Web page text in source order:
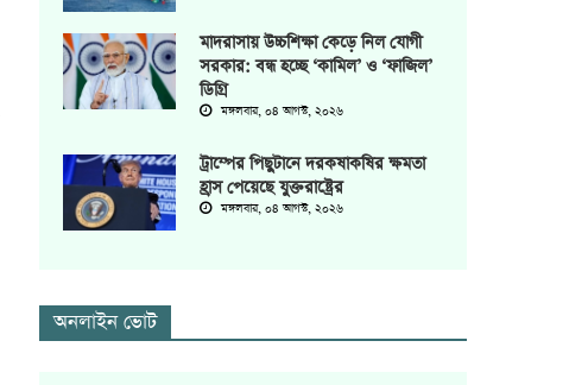
মাদরাসায় উচ্চশিক্ষা কেড়ে নিল যোগী
সরকার: বন্ধ হচ্ছে ‘কামিল’ ও ‘ফাজিল’
ডিগ্রি
মঙ্গলবার, ০৪ আগস্ট, ২০২৬
ট্রাম্পের পিছুটানে দরকষাকষির ক্ষমতা
হ্রাস পেয়েছে যুক্তরাষ্ট্রের
মঙ্গলবার, ০৪ আগস্ট, ২০২৬
অনলাইন ভোট